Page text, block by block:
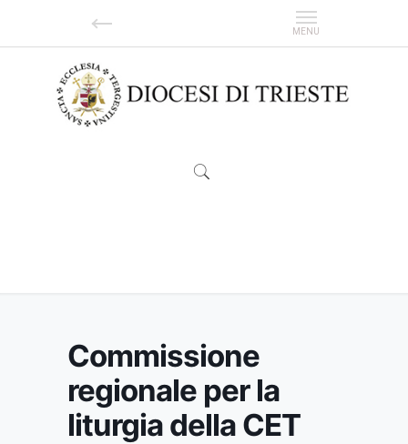
Commissione
regionale per la
liturgia della CET